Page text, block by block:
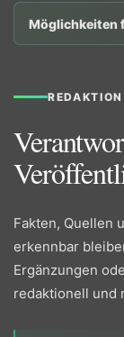
Möglichkeiten
Fakten, Quellen
erkennbar
Ergänzungen
redaktionell und